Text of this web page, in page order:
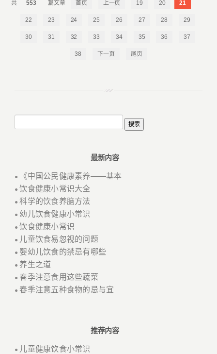
553 首页 上一页 19 20 21
22 23 24 25 26 27 28 29
30 31 32 33 34 35 36 37
38 下一页 尾页
最新内容
● 《中国公民健康素养——基本
●饮食健康小常识大全
●科学的饮食养脑方法
● 幼儿饮食健康小常识
●饮食健康小常识
● 儿童饮食易忽视的问题
● 婴幼儿饮食的禁忌有哪些
● 养生之道
● 春季注意食用这些蔬菜
● 春季注意五种食物的忌与宜
推荐内容
● 儿童健康饮食小常识